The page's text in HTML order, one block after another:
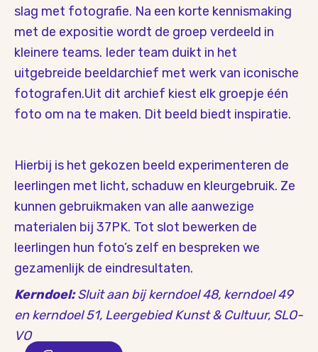
slag met fotografie. Na een korte kennismaking
met de expositie wordt de groep verdeeld in
kleinere teams. Ieder team duikt in het
uitgebreide beeldarchief met werk van iconische
fotografen.Uit dit archief kiest elk groepje één
foto om na te maken. Dit beeld biedt inspiratie.
Hierbij is het gekozen beeld experimenteren de
leerlingen met licht, schaduw en kleurgebruik. Ze
kunnen gebruikmaken van alle aanwezige
materialen bij 37PK. Tot slot bewerken de
leerlingen hun foto’s zelf en bespreken we
gezamenlijk de eindresultaten.
Kerndoel: Sluit aan bijkerndoel 48, kerndoel 49
en kerndoel 51, Leergebied Kunst & Cultuur, SLO-
VO